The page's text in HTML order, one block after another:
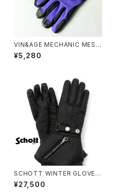
VIN&AGE MECHANIC MESH
GLOVE
¥5,280
SCHOTT WINTER GLOVE L
ONG
¥27,500